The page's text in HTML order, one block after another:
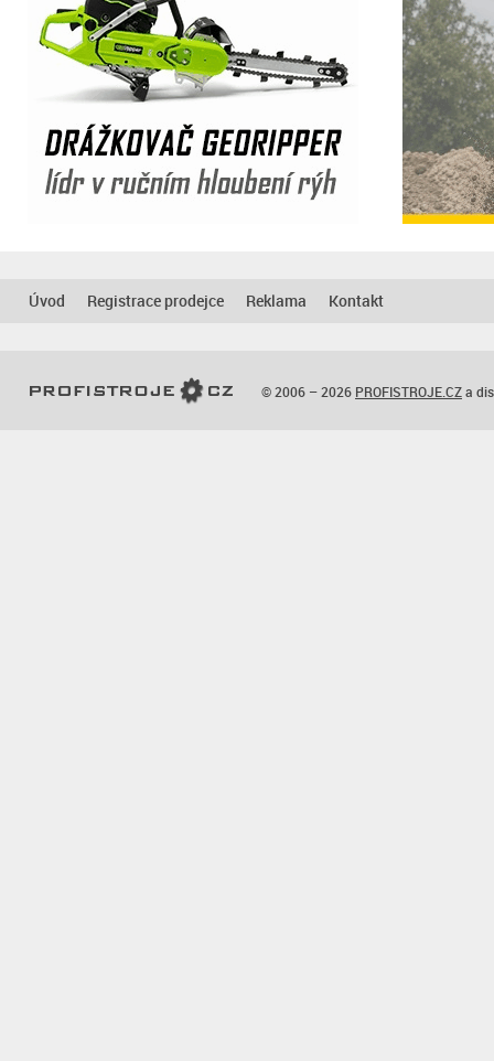
Úvod Registrace prodejce Reklama Kontakt
© 2006 – 2026 PROFISTROJE.CZa